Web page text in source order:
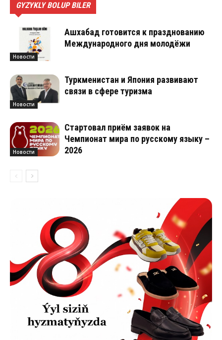
GYZYKLY BOLUP BILER
Новости
Ашхабад готовится к празднованию
Международного дня молодёжи
Новости
Туркменистан и Япония развивают
связи в сфере туризма
Новости
Стартовал приём заявок на
Чемпионат мира по русскому языку –
2026